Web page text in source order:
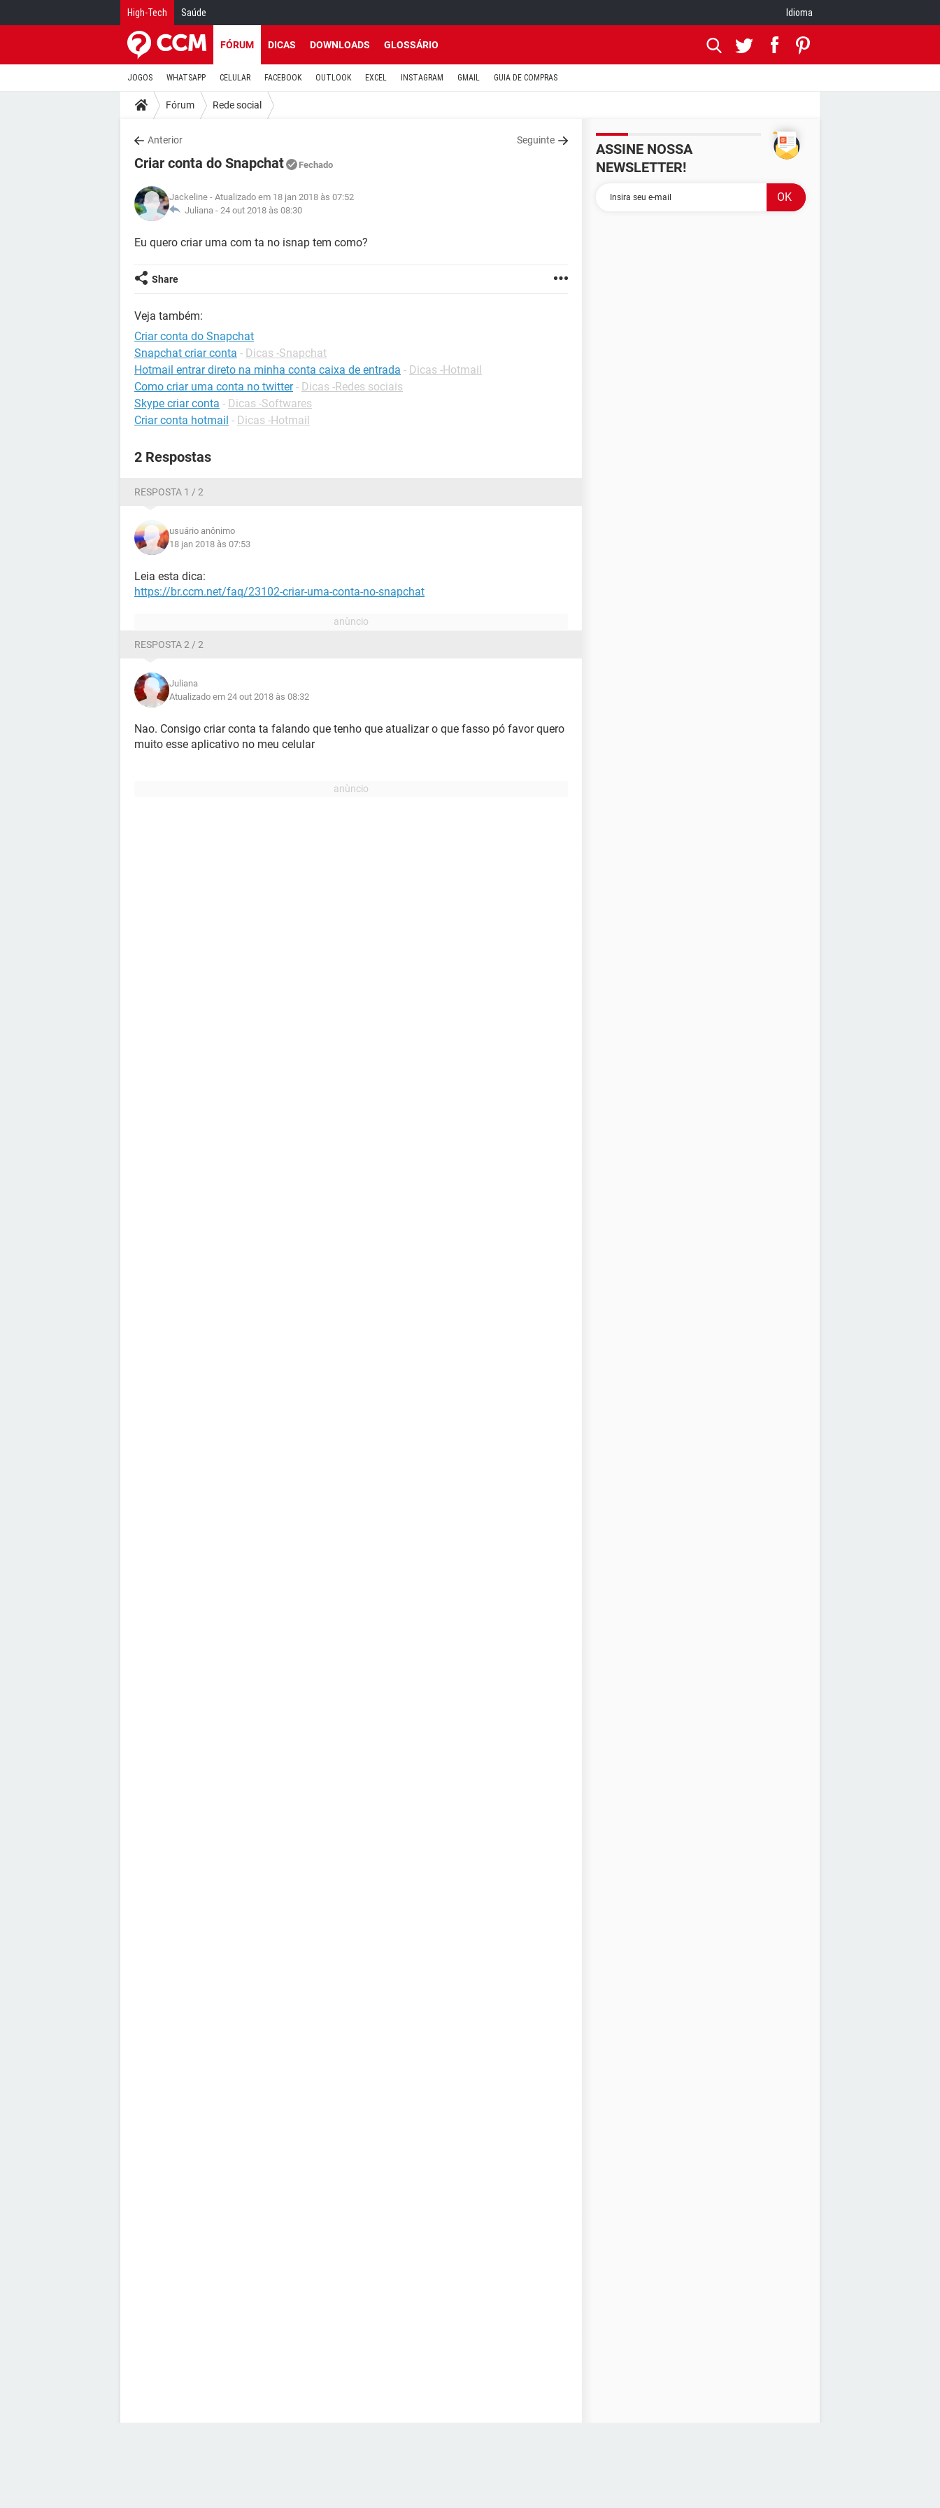
High-Tech Saúde Idioma
FÓRUM DICAS DOWNLOADS GLOSSÁRIO
JOGOS WHATSAPP CELULAR FACEBOOK OUTLOOK EXCEL INSTAGRAM GMAIL GUIA DE COMPRAS
Fórum Rede social
Anterior Seguinte
Criar conta do Snapchat Fechado
Jackeline - Atualizado em 18 jan 2018 às 07:52
Juliana - 24 out 2018 às 08:30
Eu quero criar uma com ta no isnap tem como?
Share
Veja também:
Criar conta do Snapchat
Snapchat criar conta - Dicas -Snapchat
Hotmail entrar direto na minha conta caixa de entrada - Dicas -Hotmail
Como criar uma conta no twitter - Dicas -Redes sociais
Skype criar conta - Dicas -Softwares
Criar conta hotmail - Dicas -Hotmail
2 Respostas
RESPOSTA 1 / 2
usuário anônimo
18 jan 2018 às 07:53
Leia esta dica:
https://br.ccm.net/faq/23102-criar-uma-conta-no-snapchat
RESPOSTA 2 / 2
Juliana
Atualizado em 24 out 2018 às 08:32
Nao. Consigo criar conta ta falando que tenho que atualizar o que fasso pó favor quero
muito esse aplicativo no meu celular
ASSINE NOSSA
NEWSLETTER!